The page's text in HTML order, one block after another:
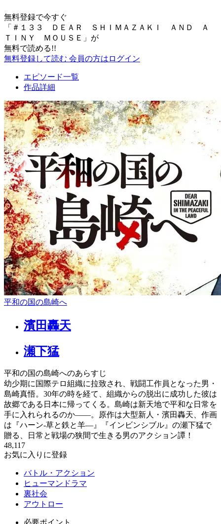
無料登録で今すぐ
「 ＃１３３ ＤＥＡＲ ＳＨＩＭＡＺＡＫＩ ＡＮＤ Ａ
ＴＩＮＹ ＭＯＵＳＥ 」が
無料で読める!!
無料登録して読む 会員の方はログイン
エピソード一覧
作品詳細
平和の国の島崎へ
濱田轟天
瀬下猛
平和の国の島崎へのあらすじ
幼少期に国際テロ組織に拉致され、戦闘工作員となった男・
島崎真悟。30年の時を経て、組織からの脱出に成功した彼は
故郷である日本に帰ってくる。島崎は新天地で平和な日常を
手に入れられるのか――。原作は大型新人・濱田轟天、作画
は『ハーン‐草と鉄と羊—』『インビンシブル』の瀬下猛で
贈る、日常と戦場の狭間で生きる男のアクション譚！
48,117
お気に入りに登録
バトル・アクション
ヒューマンドラマ
裏社会
アウトロー